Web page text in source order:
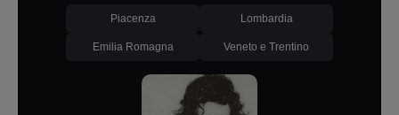
Piacenza Lombardia
Emilia Romagna Veneto e Trentino